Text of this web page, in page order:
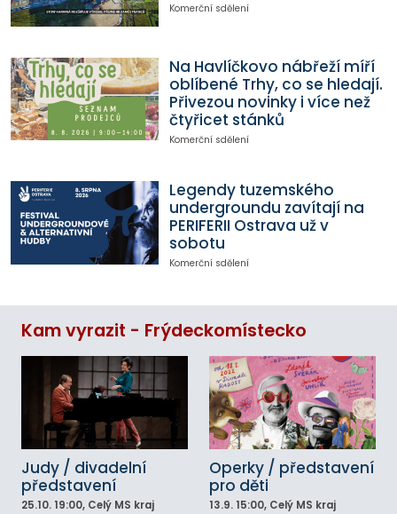
Komerční sdělení
Na Havlíčkovo nábřeží míří
oblíbené Trhy, co se hledají.
Přivezou novinky i více než
čtyřicet stánků
Komerční sdělení
Legendy tuzemského
undergroundu zavítají na
PERIFERII Ostrava už v
sobotu
Komerční sdělení
Kam vyrazit - Frýdeckomístecko
Judy / divadelní
představení
25.10. 19:00, Celý MS kraj
Operky / představení
pro děti
13.9. 15:00, Celý MS kraj